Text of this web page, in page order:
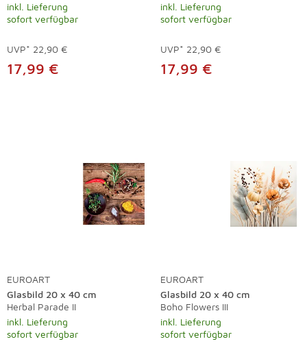
inkl. Lieferung
sofort verfügbar
UVP* 22,90 €
17,99 €
inkl. Lieferung
sofort verfügbar
UVP* 22,90 €
17,99 €
EUROART
Glasbild 20 x 40 cm
Herbal Parade II
inkl. Lieferung
sofort verfügbar
EUROART
Glasbild 20 x 40 cm
Boho Flowers III
inkl. Lieferung
sofort verfügbar